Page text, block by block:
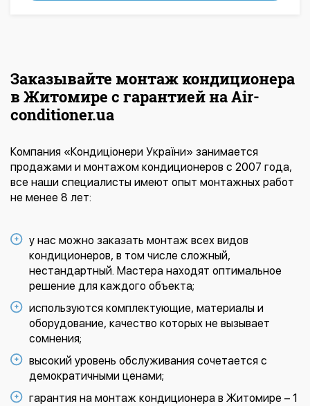
Заказывайте монтаж кондиционера
в Житомире с гарантией на Air-
conditioner.ua
Компания «Кондиціонери України» занимается
продажами и монтажом кондиционеров с 2007 года,
все наши специалисты имеют опыт монтажных работ
не менее 8 лет:
у нас можно заказать монтаж всех видов
кондиционеров, в том числе сложный,
нестандартный. Мастера находят оптимальное
решение для каждого объекта;
используются комплектующие, материалы и
оборудование, качество которых не вызывает
сомнения;
высокий уровень обслуживания сочетается с
демократичными ценами;
гарантия на монтаж кондиционера в Житомире – 1